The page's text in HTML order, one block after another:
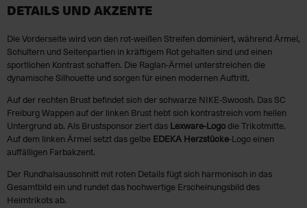
DETAILS UND AKZENTE
Die Vorderseite wird von den rot-weißen Streifen dominiert, während Ärmel,
Schultern und Seitenpartien in kräftigem Rot gehalten sind und einen
sportlichen Kontrast schaffen. Die Raglan-Ärmel unterstreichen die
dynamische Silhouette und sorgen für einen modernen Auftritt.
Auf der rechten Brust befindet sich der schwarze NIKE-Swoosh. Das SC
Freiburg Wappen auf der linken Brust hebt sich kontrastreich vom hellen
Untergrund ab. Als Brustsponsor ziert das Lexware-Logodie Trikotmitte.
Auf dem linken Ärmel setzt das gelbe EDEKA Herzstücke-Logo einen
auffälligen Farbakzent.
Der Rundhalsausschnitt mit roten Details fügt sich harmonisch in das
Gesamtbild ein und rundet das hochwertige Erscheinungsbild des
Heimtrikots ab.